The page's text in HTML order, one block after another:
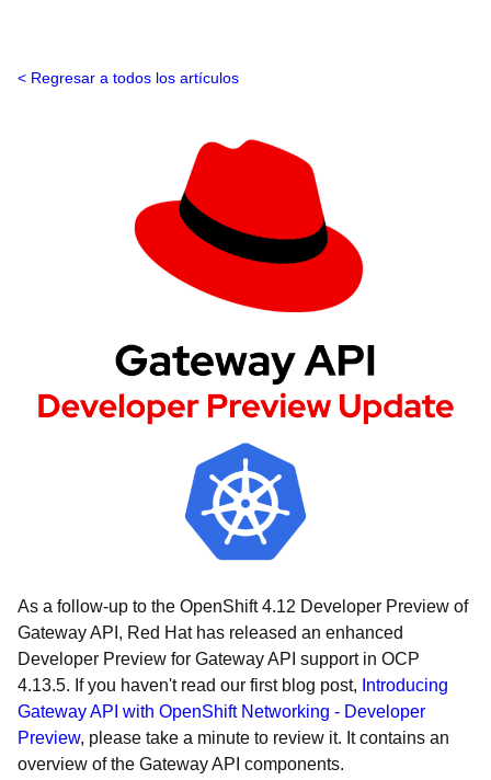
Regresar a todos los artículos
As a follow-up to the OpenShift 4.12 Developer Preview of
Gateway API, Red Hat has released an enhanced
Developer Preview for Gateway API support in OCP
4.13.5. If you haven't read our first blog post, Introducing
Gateway API with OpenShift Networking - Developer
Preview, please take a minute to review it. It contains an
overview of the Gateway API components.